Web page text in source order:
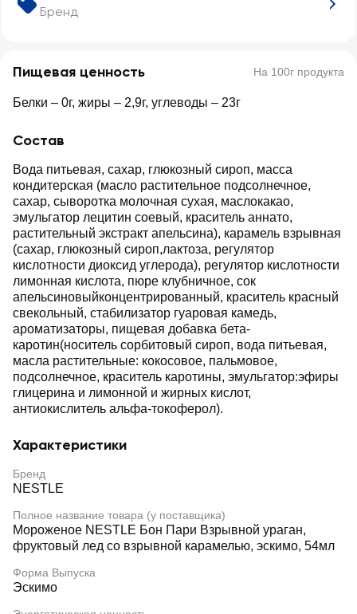
Бренд
Пищевая ценность На 100г продукта
Белки – 0г, жиры – 2,9г, углеводы – 23г
Состав
Вода питьевая, сахар, глюкозный сироп, масса
кондитерская (масло растительное подсолнечное,
сахар, сыворотка молочная сухая, маслокакао,
эмульгатор лецитин соевый, краситель аннато,
растительный экстракт апельсина), карамель взрывная
(сахар, глюкозный сироп,лактоза, регулятор
кислотности диоксид углерода), регулятор кислотности
лимонная кислота, пюре клубничное, сок
апельсиновыйконцентрированный, краситель красный
свекольный, стабилизатор гуаровая камедь,
ароматизаторы, пищевая добавка бета-
каротин(носитель сорбитовый сироп, вода питьевая,
масла растительные: кокосовое, пальмовое,
подсолнечное, краситель каротины, эмульгатор:эфиры
глицерина и лимонной и жирных кислот,
антиокислитель альфа-токоферол).
Характеристики
Бренд
NESTLE
Полное название товара (у поставщика)
Мороженое NESTLE Бон Пари Взрывной ураган,
фруктовый лед со взрывной карамелью, эскимо, 54мл
Форма Выпуска
Эскимо